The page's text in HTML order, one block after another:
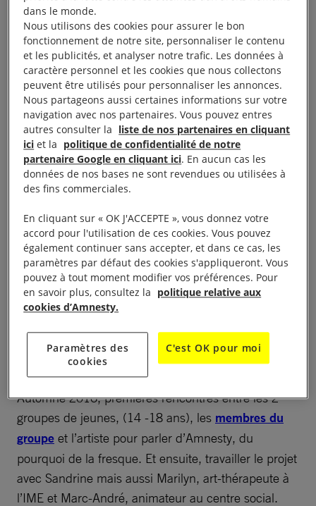
(association départementale des amis et parents
d’enfants inadaptés de Meuse).
Une action collective
Nous avons associé au projet des jeunes «
handicapés » de l’Institut Médico-Educatif et des
jeunes qui fréquentent le centre social du quartier
reconnaissance de l’autre, de tolérance et
d’acceptation de la différence.
Maintenant reste à trouver un ou une artiste qui
adhère à ce projet et dont l’expérience et les devis
facile avant que le groupe ne tombe d’accord sur les
propositions de Sandrine, une artiste locale.
Automne 2016, premières rencontres entre les 2
groupes de jeunes, (14 -18 ans), les membres du
groupe et l’artiste pour parler d’Amnesty, du
pourquoi de la fresque. Et ensuite, travailler le projet
avec Sandrine mais aussi Marilyn, art-thérapeute à
l’IME et Marc-André, animateur au centre social.
dans le monde.
Nous utilisons des cookies pour assurer le bon
fonctionnement de notre site, personnaliser le contenu
et les publicités, et analyser notre trafic. Les données à
caractère personnel et les cookies que nous collectons
peuvent être utilisés pour personnaliser les annonces.
Nous partageons aussi certaines informations sur votre
navigation avec nos partenaires. Vous pouvez entres
autres consulter la liste de nos partenaires en cliquant
ici et la politique de confidentialité de notre
partenaire Google en cliquant ici. En aucun cas les
données de nos bases ne sont revendues ou utilisées à
des fins commerciales.
En cliquant sur « OK J'ACCEPTE », vous donnez votre
accord pour l'utilisation de ces cookies. Vous pouvez
également continuer sans accepter, et dans ce cas, les
paramètres par défaut des cookies s'appliqueront. Vous
pouvez à tout moment modifier vos préférences. Pour
en savoir plus, consultez la politique relative aux
cookies d’Amnesty.
Paramètres des
cookies
C'est OK pour moi